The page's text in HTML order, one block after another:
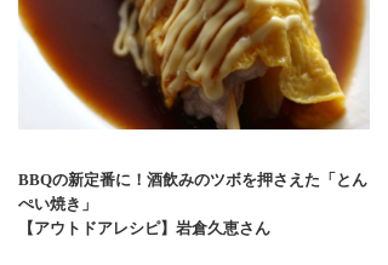
BBQの新定番に！酒飲みのツボを押さえた「とん
ぺい焼き」
【アウトドアレシピ】岩倉久恵さん